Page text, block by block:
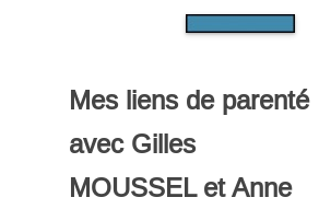
Mes liens de parenté
avec Gilles
MOUSSEL et Anne